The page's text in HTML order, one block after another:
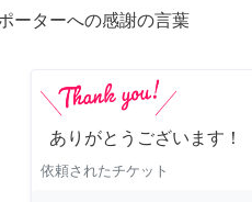
ーターへの感謝の言葉
ありがとうございます！
依頼されたチケット